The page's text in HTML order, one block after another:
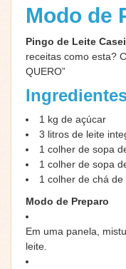
Modo de
Pingo de Leite
receitas como esta?
QUERO”
1 kg de açúcar
3 litros de leite
1 colher de sopa
1 colher de sopa
1 colher de chá
Modo de Preparo
Em uma panela,
leite.